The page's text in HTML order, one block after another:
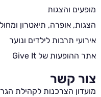
מופעים והצגות
הצגות, אופרה, תיאטרון ומחול
אירועי תרבות לילדים ונוער
אתר ההופעות של Give It
צור קשר
מועדון הצרכנות לקהילת